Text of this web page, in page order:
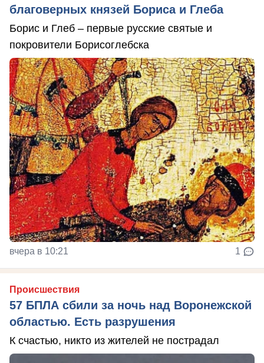
благоверных князей Бориса и Глеба
Борис и Глеб – первые русские святые и
покровители Борисоглебска
вчера в 10:21 1
Происшествия
57 БПЛА сбили за ночь над Воронежской
областью. Есть разрушения
К счастью, никто из жителей не пострадал